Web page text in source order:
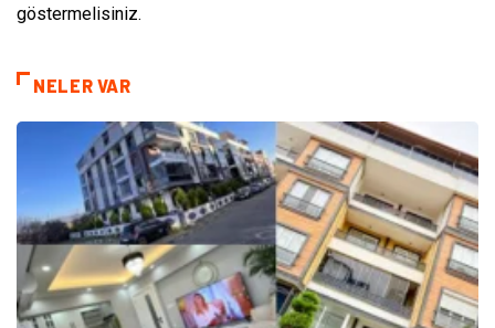
göstermelisiniz.
NELER VAR